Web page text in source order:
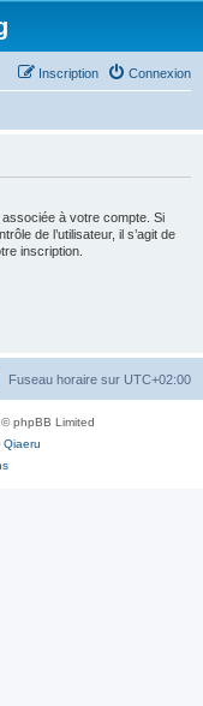
Connexion
Inscription
à votre compte. Si
de l’utilisateur, il s’agit de
inscription.
Fuseau horaire sur UTC+02:00
phpBB Limited
Qiaeru